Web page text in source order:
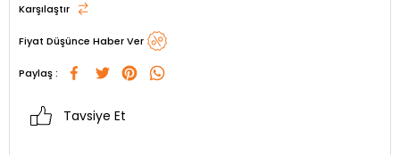
Karşılaştır
Fiyat Düşünce Haber Ver
Paylaş :
Tavsiye Et